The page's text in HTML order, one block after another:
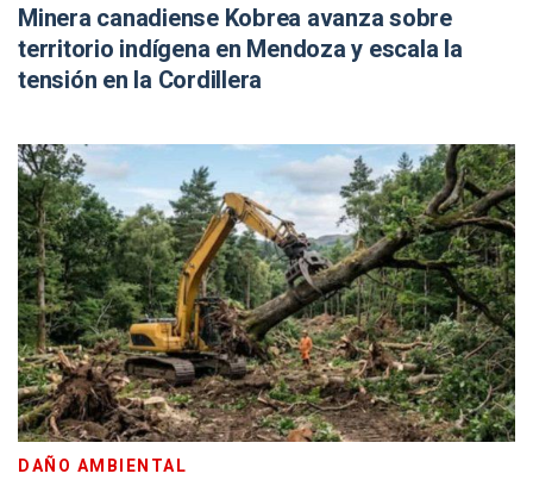
Minera canadiense Kobrea avanza sobre
territorio indígena en Mendoza y escala la
tensión en la Cordillera
DAÑO AMBIENTAL